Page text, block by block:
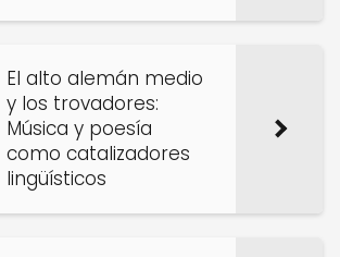
El alto alemán medio
y los trovadores:
Música y poesía
como catalizadores
lingüísticos